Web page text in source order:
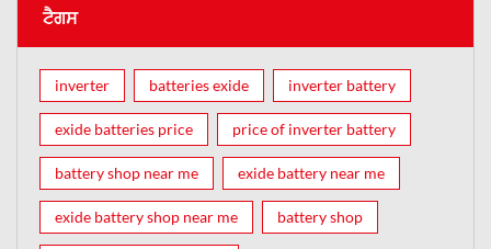
ਟੈਗਸ
inverter batteries exide inverter battery
exide batteries price price of inverter battery
battery shop near me exide battery near me
exide battery shop near me battery shop